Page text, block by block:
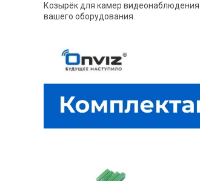
Козырёк для камер
вашего оборудования.